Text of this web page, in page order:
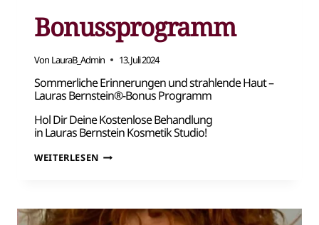
Bonussprogramm
Von LauraB_Admin 13. Juli 2024
Sommerliche Erinnerungen und strahlende Haut –
Lauras Bernstein®-Bonus Programm
Hol Dir Deine Kostenlose Behandlung
in Lauras Bernstein Kosmetik Studio!
WEITERLESEN LAURAS
BERNSTEIN